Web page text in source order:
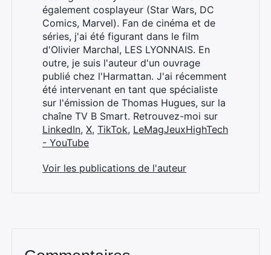
également cosplayeur (Star Wars, DC
Comics, Marvel). Fan de cinéma et de
séries, j'ai été figurant dans le film
d'Olivier Marchal, LES LYONNAIS. En
outre, je suis l'auteur d'un ouvrage
publié chez l'Harmattan. J'ai récemment
été intervenant en tant que spécialiste
sur l'émission de Thomas Hugues, sur la
chaîne TV B Smart. Retrouvez-moi sur
LinkedIn, X, TikTok, LeMagJeuxHighTech
- YouTube
Voir les publications de l'auteur